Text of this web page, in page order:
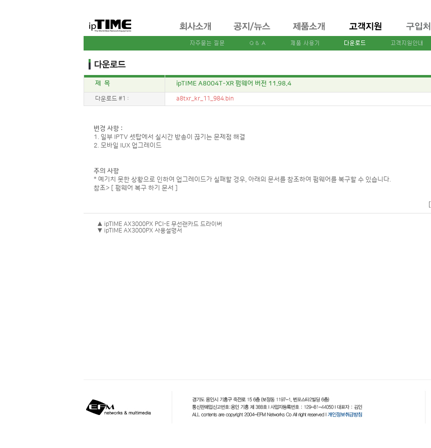
제 목 ipTIME A8004T-XR 펌웨어 버전 11.98.4
다운로드 #1 : a8txr_kr_11_984.bin
변경 사항 :
1. 일부 IPTV 셋탑에서 실시간 방송이 끊기는 문제점 해결
2. 모바일 IUX 업그레이드
주의 사항
* 예기치 못한 상황으로 인하여 업그레이드가 실패할 경우, 아래의 문서를 참조하여 펌웨어를 복구할 수 있습니다.
참조>
[ 펌웨어 복구 하기 문서 ]
▲ ipTIME AX3000PX PCI-E 무선랜카드 드라이버
▼ ipTIME AX3000PX 사용설명서